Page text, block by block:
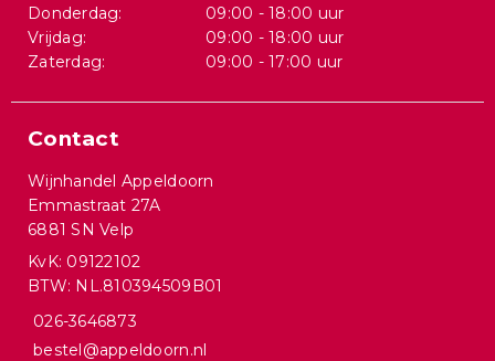
Donderdag:
09:00 - 18:00 uur
Vrijdag:
09:00 - 18:00 uur
Zaterdag:
09:00 - 17:00 uur
Contact
Wijnhandel Appeldoorn
Emmastraat 27A
6881 SN Velp
KvK: 09122102
BTW: NL.810394509B01
026-3646873
bestel@appeldoorn.nl